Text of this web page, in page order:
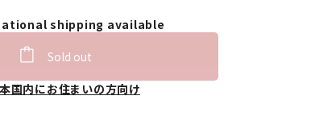
shipping available
Sold out
国内にお住まいの方向け